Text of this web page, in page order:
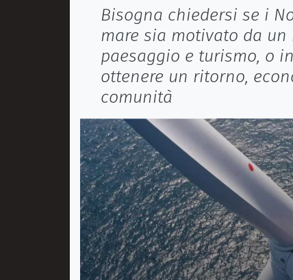
Bisogna chiedersi se i
mare sia motivato da
paesaggio e turismo, o
ottenere un ritorno,
comunità